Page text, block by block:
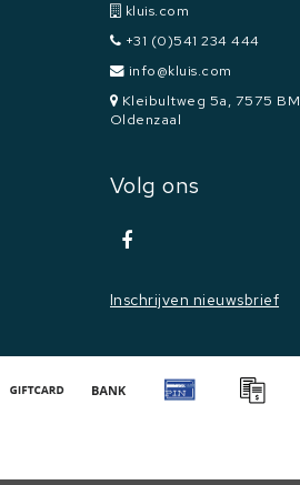
kluis.com
+31 (0)541 234 444
info@kluis.com
Kleibultweg 5a, 7575 BM
Oldenzaal
Volg ons
Inschrijven nieuwsbrief